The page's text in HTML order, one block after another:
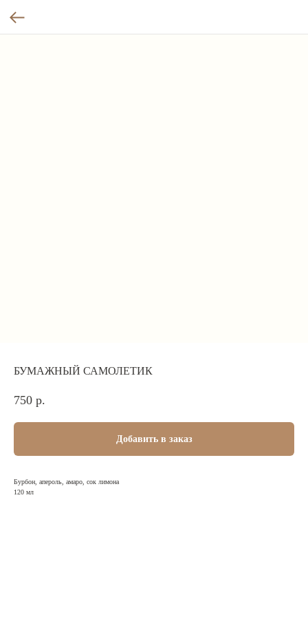
БУМАЖНЫЙ САМОЛЕТИК
750 р.
Добавить в заказ
Бурбон, апероль, амаро, сок лимона
120 мл